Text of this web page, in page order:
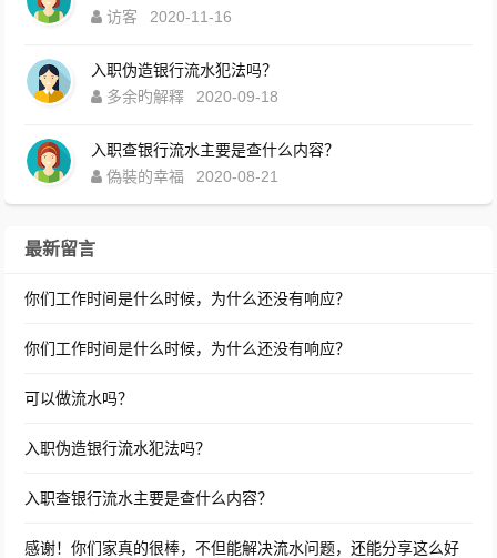
访客
2020-11-16
入职伪造银行流水犯法吗？
多余旳解釋
2020-09-18
入职查银行流水主要是查什么内容？
偽裝的幸福
2020-08-21
最新留言
你们工作时间是什么时候，为什么还没有响应？
你们工作时间是什么时候，为什么还没有响应？
可以做流水吗？
入职伪造银行流水犯法吗？
入职查银行流水主要是查什么内容？
感谢！你们家真的很棒，不但能解决流水问题，还能分享这么好